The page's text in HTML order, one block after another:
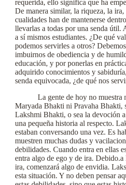
requerida, ello significa que ha
De manera similar, la riqueza, la
cualidades han de mantenerse
llevarlas a todas por una senda útil.
a sí mismos estudiantes. ¿De qué
podemos servirles a otros?
imbuirnos de obediencia y de
educación, y por ponerlas en
adquirido conocimientos y
senda equivocada, ¿de qué nos
La gente de hoy no
Maryada Bhakti ni Pravaha Bhakti,
Lakshmi Bhakti, o sea la devoción
una pequeña historia al respecto.
estaban conversando una vez. Es
muestren muchas dudas y
debilidades. Cuando entra en ellas
entra algo de ego y de ira. Debido.a
ira, comenzará algo de envidia.
esta situación. Y no deben pensar